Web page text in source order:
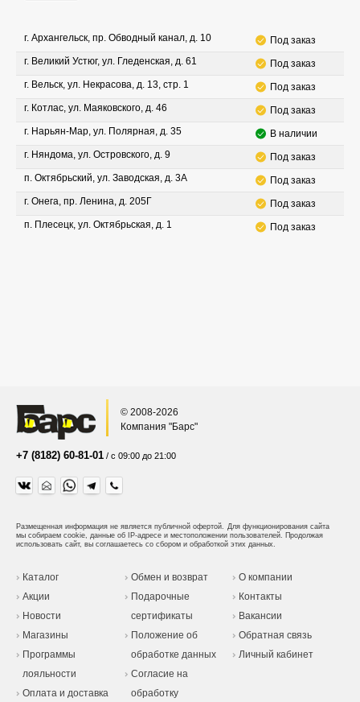
г. Архангельск, пр. Обводный канал, д. 10
Под заказ
г. Великий Устюг, ул. Гледенская, д. 61
Под заказ
г. Вельск, ул. Некрасова, д. 13, стр. 1
Под заказ
г. Котлас, ул. Маяковского, д. 46
Под заказ
г. Нарьян-Мар, ул. Полярная, д. 35
В наличии
г. Няндома, ул. Островского, д. 9
Под заказ
п. Октябрьский, ул. Заводская, д. 3А
Под заказ
г. Онега, пр. Ленина, д. 205Г
Под заказ
п. Плесецк, ул. Октябрьская, д. 1
Под заказ
© 2008-2026
Компания "Барс"
+7 (8182) 60-81-01 / с 09:00 до 21:00
Размещенная информация не является публичной офертой. Для функционирования сайта
мы собираем cookie, данные об IP-адресе и местоположении пользователей. Продолжая
использовать сайт, вы соглашаетесь со сбором и обработкой этих данных.
Каталог
Акции
Новости
Магазины
Программы
лояльности
Оплата и доставка
Обмен и возврат
Подарочные
сертификаты
Положение об
обработке данных
Согласие на
обработку
О компании
Контакты
Вакансии
Обратная связь
Личный кабинет